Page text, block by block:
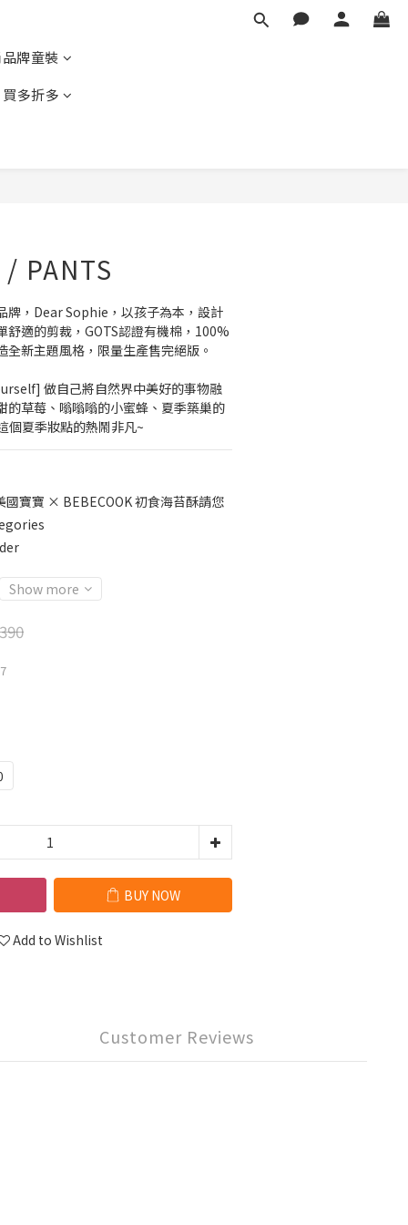
牌童裝
多折多
PANTS
牌，Dear Sophie，以孩子為本，設計
舒適的剪裁，GOTS認證有機棉，100%
全新主題風格，限量生產售完絕版。
做自己將自然界中美好的事物融
的草莓、嗡嗡嗡的小蜜蜂、夏季築巢的
個夏季妝點的熱鬧非凡~
國寶寶 × BEBECOOK 初食海苔酥請您
Show more
BUY NOW
Add to Wishlist
Customer Reviews